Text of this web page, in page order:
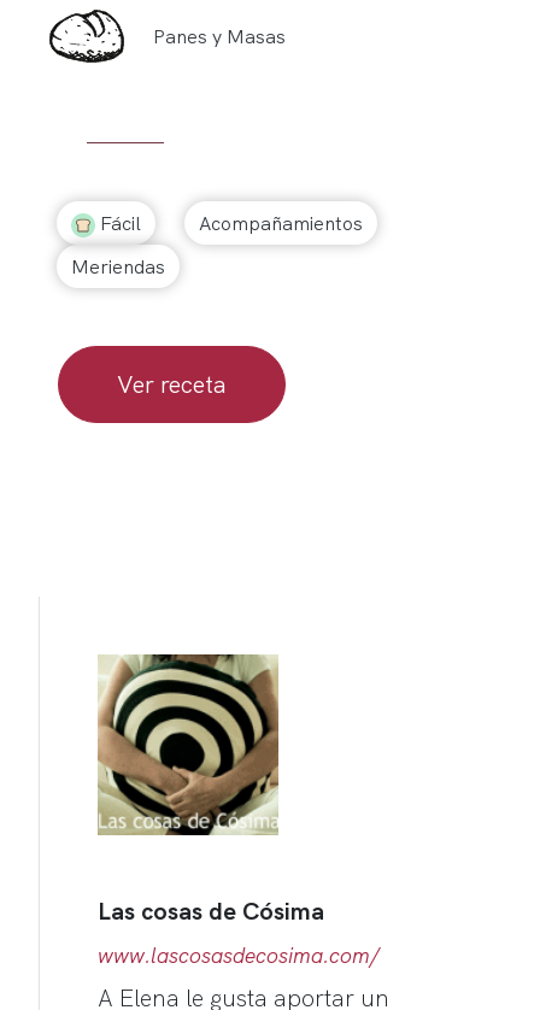
Panes y Masas
Fácil
Acompañamientos
Meriendas
Ver receta
Las cosas de Cósima
www.lascosasdecosima.com/
A Elena le gusta aportar un